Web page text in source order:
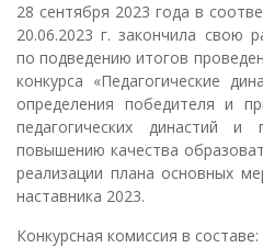
28 сентября 2023 года в
20.06.2023 г. закончила свою
по подведению итогов
конкурса «Педагогические
определения победителя и
педагогических династий
повышению качества
реализации плана основных
наставника 2023.
Конкурсная комиссия в составе: